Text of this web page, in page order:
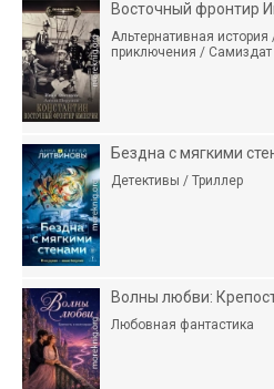
Восточный фронтир
Альтернативная
приключения / Самиздат
Бездна с мягкими
Детективы / Триллер
Волны любви:
Любовная фантастика